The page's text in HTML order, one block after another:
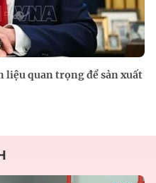
liệu quan trọng để sản xuất